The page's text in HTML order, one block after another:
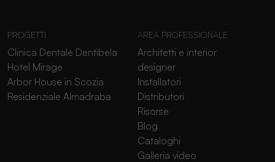
PROGETTI
Clinica Dentale Dentibela
Hotel Mirage
Arbor House in Scozia
Residenziale Almadraba
AREA PROFESSIONALE
Architetti e interior
designer
Installatori
Distributori
Risorse
Blog
Cataloghi
Galleria video